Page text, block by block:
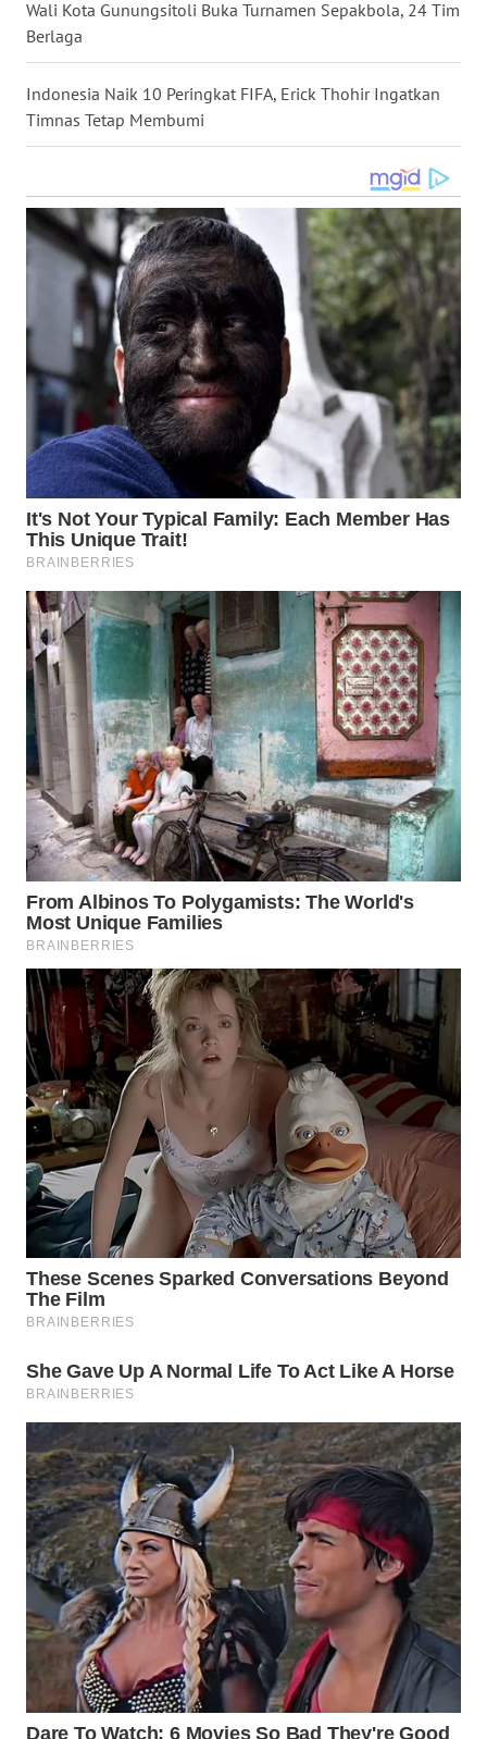
Wali Kota Gunungsitoli Buka Turnamen Sepakbola, 24 Tim
Berlaga
Indonesia Naik 10 Peringkat FIFA, Erick Thohir Ingatkan
Timnas Tetap Membumi
NUSANTARA
JOGJA
JATIM
WN
WN
KALBAR
WN
KALTENG
WN
KALTARA
WN
KALSEL
WN
KALTIM
WN
SULSEL
WN
GORONTALO
WN
SULUT
WN
MALUKU
WN
MALUT
WN
DAIRI
WN
DANAU
TOBA
NIAS
WN
LANGKAT
WN
TAPANULI
SELATAN
WN
TANJUNG
LESUNG
WN
KARO